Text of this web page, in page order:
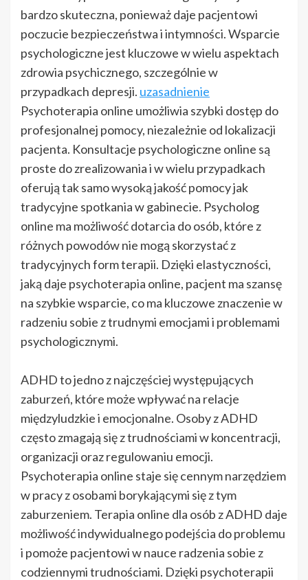
bardzo skuteczna, ponieważ daje pacjentowi
poczucie bezpieczeństwa i intymności. Wsparcie
psychologiczne jest kluczowe w wielu aspektach
zdrowia psychicznego, szczególnie w
przypadkach depresji. uzasadnienie
Psychoterapia online umożliwia szybki dostęp do
profesjonalnej pomocy, niezależnie od lokalizacji
pacjenta. Konsultacje psychologiczne online są
proste do zrealizowania i w wielu przypadkach
oferują tak samo wysoką jakość pomocy jak
tradycyjne spotkania w gabinecie. Psycholog
online ma możliwość dotarcia do osób, które z
różnych powodów nie mogą skorzystać z
tradycyjnych form terapii. Dzięki elastyczności,
jaką daje psychoterapia online, pacjent ma szansę
na szybkie wsparcie, co ma kluczowe znaczenie w
radzeniu sobie z trudnymi emocjami i problemami
psychologicznymi.
ADHD to jedno z najczęściej występujących
zaburzeń, które może wpływać na relacje
międzyludzkie i emocjonalne. Osoby z ADHD
często zmagają się z trudnościami w koncentracji,
organizacji oraz regulowaniu emocji.
Psychoterapia online staje się cennym narzędziem
w pracy z osobami borykającymi się z tym
zaburzeniem. Terapia online dla osób z ADHD daje
możliwość indywidualnego podejścia do problemu
i pomoże pacjentowi w nauce radzenia sobie z
codziennymi trudnościami. Dzięki psychoterapii